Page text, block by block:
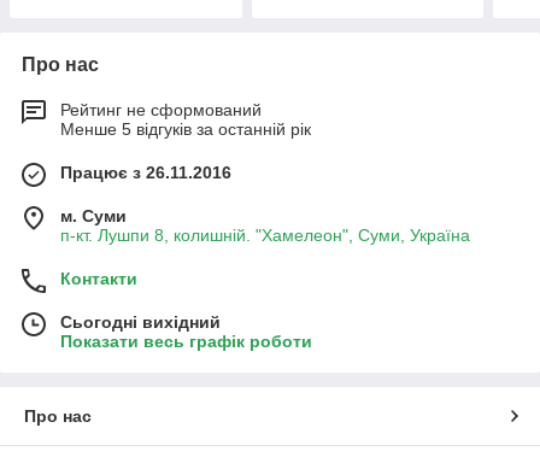
Про нас
Рейтинг не сформований
Менше 5 відгуків за останній рік
Працює з 26.11.2016
м. Суми
п-кт. Лушпи 8, колишній. "Хамелеон", Суми, Україна
Контакти
Сьогодні вихідний
Показати весь графік роботи
Про нас